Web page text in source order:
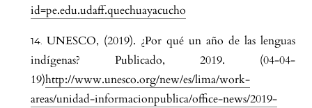
id=pe.edu.udaff.quechuayacucho
UNESCO, (2019). ¿Por qué un año de las lenguas
indígenas? Publicado, 2019. (04-04-
19)http://www.unesco.org/new/es/lima/work-
areas/unidad-informacionpublica/office-news/2019-